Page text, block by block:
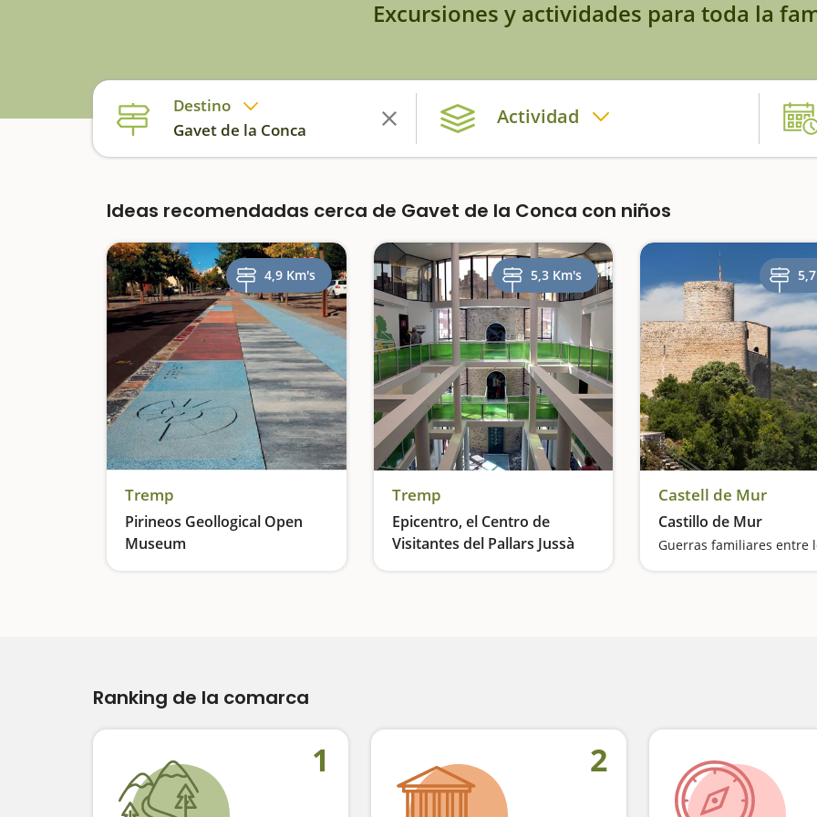
Excursiones y actividades para toda la
Destino
Gavet de la Conca
Actividad
Ideas recomendadas cerca de Gavet de la Conca con niños
4,9 Km's
Tremp
Pirineos Geollogical Open
Museum
Una exposición geológica al aire libre
5,3 Km's
Tremp
Epicentro, el Centro de
Visitantes del Pallars Jussà
Para conocer la diversidad de la comarca
Castell de Mur
Castillo de Mur
Ranking de la comarca
1 2